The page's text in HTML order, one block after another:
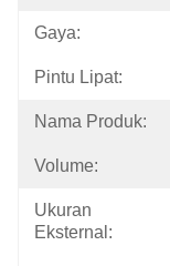
Gaya:
Pintu Lipat:
Nama Produk:
Volume:
Ukuran
Eksternal: